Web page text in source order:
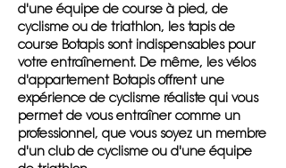
d'une équipe de course à pied, de
cyclisme ou de triathlon, les tapis de
course Botapis sont indispensables pour
votre entraînement. De même, les vélos
d'appartement Botapis offrent une
expérience de cyclisme réaliste qui vous
permet de vous entraîner comme un
professionnel, que vous soyez un membre
d'un club de cyclisme ou d'une équipe